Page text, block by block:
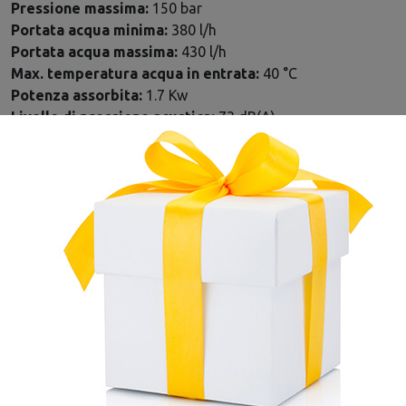
Pressione massima: 150 bar
Portata acqua minima: 380 l/h
Portata acqua massima: 430 l/h
Max. temperatura acqua in entrata: 40 °C
Potenza assorbita: 1.7 Kw
Livello di pressione acustica:73 dB(A)
Livello di pressione acustica:
85 dB(A)
Tensione nominale:
220-230 V
50 Hz
2.850 U/min
Ti potrebbe interessare anche Vedi tutti